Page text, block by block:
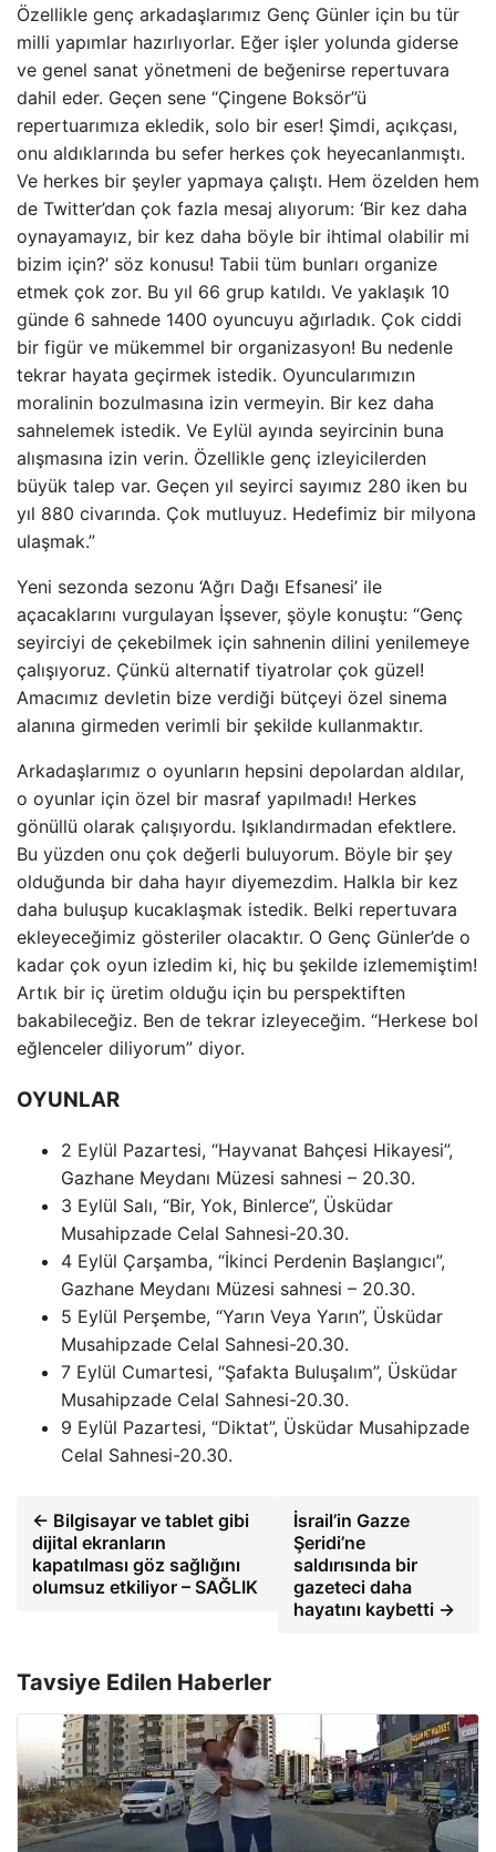
Özellikle genç arkadaşlarımız Genç Günler için bu tür
milli yapımlar hazırlıyorlar. Eğer işler yolunda giderse
ve genel sanat yönetmeni de beğenirse repertuvara
dahil eder. Geçen sene “Çingene Boksör”ü
repertuarımıza ekledik, solo bir eser! Şimdi, açıkçası,
onu aldıklarında bu sefer herkes çok heyecanlanmıştı.
Ve herkes bir şeyler yapmaya çalıştı. Hem özelden hem
de Twitter’dan çok fazla mesaj alıyorum: ‘Bir kez daha
oynayamayız, bir kez daha böyle bir ihtimal olabilir mi
bizim için?’ söz konusu! Tabii tüm bunları organize
etmek çok zor. Bu yıl 66 grup katıldı. Ve yaklaşık 10
günde 6 sahnede 1400 oyuncuyu ağırladık. Çok ciddi
bir figür ve mükemmel bir organizasyon! Bu nedenle
tekrar hayata geçirmek istedik. Oyuncularımızın
moralinin bozulmasına izin vermeyin. Bir kez daha
sahnelemek istedik. Ve Eylül ayında seyircinin buna
alışmasına izin verin. Özellikle genç izleyicilerden
büyük talep var. Geçen yıl seyirci sayımız 280 iken bu
yıl 880 civarında. Çok mutluyuz. Hedefimiz bir milyona
ulaşmak.”
Yeni sezonda sezonu ‘Ağrı Dağı Efsanesi’ ile
açacaklarını vurgulayan İşsever, şöyle konuştu: “Genç
seyirciyi de çekebilmek için sahnenin dilini yenilemeye
çalışıyoruz. Çünkü alternatif tiyatrolar çok güzel!
Amacımız devletin bize verdiği bütçeyi özel sinema
alanına girmeden verimli bir şekilde kullanmaktır.
Arkadaşlarımız o oyunların hepsini depolardan aldılar,
o oyunlar için özel bir masraf yapılmadı! Herkes
gönüllü olarak çalışıyordu. Işıklandırmadan efektlere.
Bu yüzden onu çok değerli buluyorum. Böyle bir şey
olduğunda bir daha hayır diyemezdim. Halkla bir kez
daha buluşup kucaklaşmak istedik. Belki repertuvara
ekleyeceğimiz gösteriler olacaktır. O Genç Günler’de o
kadar çok oyun izledim ki, hiç bu şekilde izlememiştim!
Artık bir iç üretim olduğu için bu perspektiften
bakabileceğiz. Ben de tekrar izleyeceğim. “Herkese bol
eğlenceler diliyorum” diyor.
OYUNLAR
2 Eylül Pazartesi, “Hayvanat Bahçesi Hikayesi”,
Gazhane Meydanı Müzesi sahnesi – 20.30.
3 Eylül Salı, “Bir, Yok, Binlerce”, Üsküdar
Musahipzade Celal Sahnesi-20.30.
4 Eylül Çarşamba, “İkinci Perdenin Başlangıcı”,
Gazhane Meydanı Müzesi sahnesi – 20.30.
5 Eylül Perşembe, “Yarın Veya Yarın”, Üsküdar
Musahipzade Celal Sahnesi-20.30.
7 Eylül Cumartesi, “Şafakta Buluşalım”, Üsküdar
Musahipzade Celal Sahnesi-20.30.
9 Eylül Pazartesi, “Diktat”, Üsküdar Musahipzade
Celal Sahnesi-20.30.
← Bilgisayar ve tablet gibi
dijital ekranların
kapatılması göz sağlığını
olumsuz etkiliyor – SAĞLIK
İsrail’in Gazze
Şeridi’ne
saldırısında bir
gazeteci daha
hayatını kaybetti →
Tavsiye Edilen Haberler